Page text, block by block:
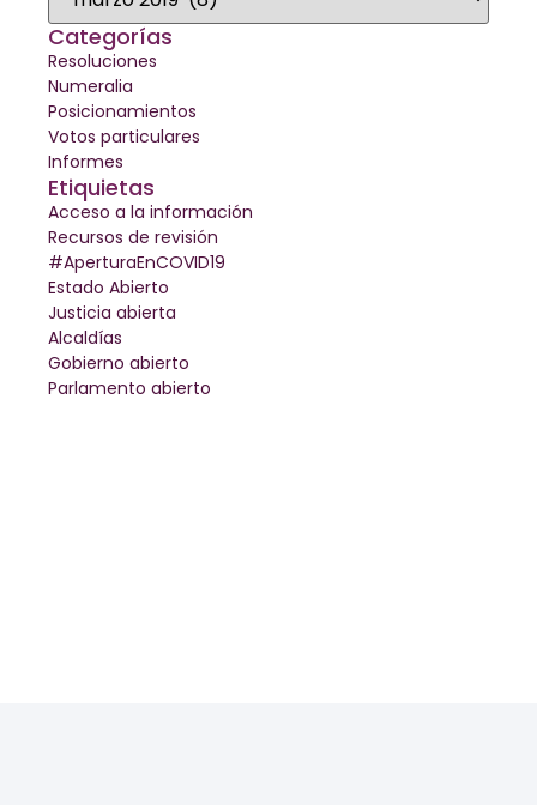
Categorías
Resoluciones
Numeralia
Posicionamientos
Votos particulares
Informes
Etiquietas
Acceso a la información
Recursos de revisión
#AperturaEnCOVID19
Estado Abierto
Justicia abierta
Alcaldías
Gobierno abierto
Parlamento abierto